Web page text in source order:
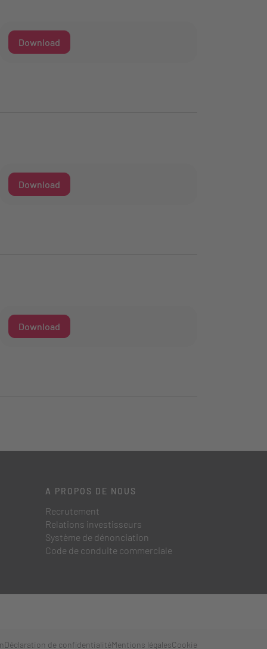
Download
Download
Download
A PROPOS DE NOUS
Recrutement
Relations investisseurs
Système de dénonciation
Code de conduite commerciale
Déclaration de confidentialitéMentions légalesCookie